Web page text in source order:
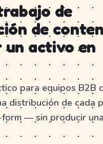
de
de
activo en
para equipos B2B
distribución de cada
— sin producir